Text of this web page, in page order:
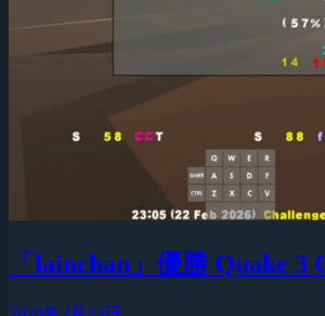
「lainchan」優勝 Quake 3